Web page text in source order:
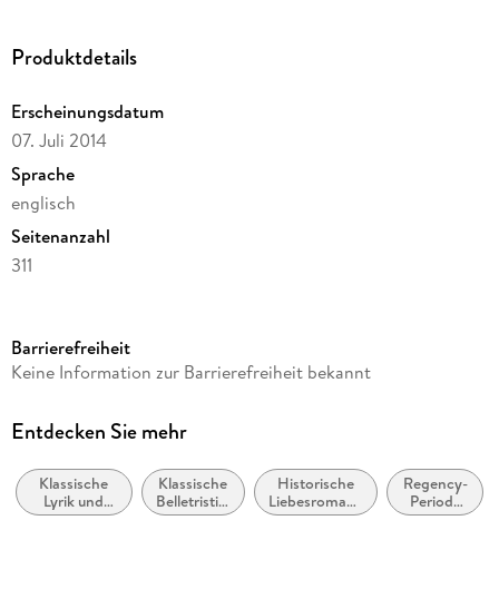
Produktdetails
Erscheinungsdatum
07. Juli 2014
Sprache
englisch
Seitenanzahl
311
Autor/Autorin
Verlag/Hersteller
Produktart
kartoniert
Barrierefreiheit
Keine Information zur Barrierefreiheit bekannt
Entdecken Sie mehr
Klassische
Lyrik und
Dichtung
Klassische
Belletristik:
allgemein
Historische
Liebesromane
/ Romance
Regency-
Periode
(ca. 1811